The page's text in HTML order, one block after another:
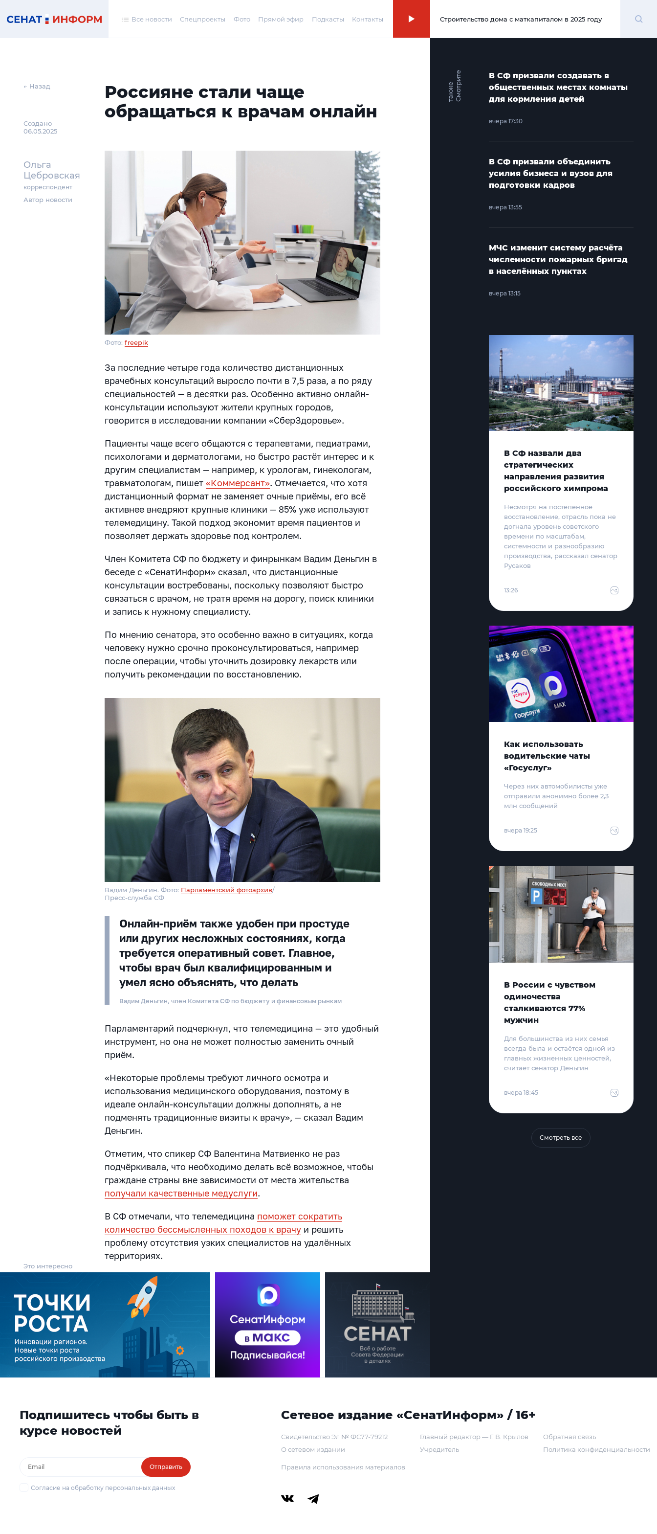
Все новости Спецпроекты Фото Прямой эфир Подкасты Контакты 00:00
Строительство дома с маткапиталом в 2025 году
← Назад
Создано
06.05.2025
Ольга
Цебровская
корреспондент
Автор новости
Россияне стали чаще
обращаться к врачам онлайн
Фото:freepik
За последние четыре года количество дистанционных
врачебных консультаций выросло почти в 7,5 раза, а по ряду
специальностей — в десятки раз. Особенно активно онлайн-
консультации используют жители крупных городов,
говорится в исследовании компании «СберЗдоровье».
Пациенты чаще всего общаются с терапевтами, педиатрами,
психологами и дерматологами, но быстро растёт интерес и к
другим специалистам — например, к урологам, гинекологам,
травматологам, пишет«Коммерсант». Отмечается, что хотя
дистанционный формат не заменяет очные приёмы, его всё
активнее внедряют крупные клиники — 85% уже используют
телемедицину. Такой подход экономит время пациентов и
позволяет держать здоровье под контролем.
Член Комитета СФ по бюджету и финрынкам Вадим Деньгин в
беседе с «СенатИнформ» сказал, что дистанционные
консультации востребованы, поскольку позволяют быстро
связаться с врачом, не тратя время на дорогу, поиск клиники
и запись к нужному специалисту.
По мнению сенатора, это особенно важно в ситуациях, когда
человеку нужно срочно проконсультироваться, например
после операции, чтобы уточнить дозировку лекарств или
получить рекомендации по восстановлению.
Вадим Деньгин. Фото: Парламентский фотоархив/
Пресс-служба СФ
Онлайн-приём также удобен при простуде
или других несложных состояниях, когда
требуется оперативный совет. Главное,
чтобы врач был квалифицированным и
умел ясно объяснять, что делать
Вадим Деньгин, член Комитета СФ по бюджету и финансовым рынкам
Парламентарий подчеркнул, что телемедицина — это удобный
инструмент, но она не может полностью заменить очный
приём.
«Некоторые проблемы требуют личного осмотра и
использования медицинского оборудования, поэтому в
идеале онлайн-консультации должны дополнять, а не
подменять традиционные визиты к врачу», — сказал Вадим
Деньгин.
Отметим, что спикер СФ Валентина Матвиенко не раз
подчёркивала, что необходимо делать всё возможное, чтобы
граждане страны вне зависимости от места жительства
получали качественные медуслуги.
В СФ отмечали, что телемедицина поможет сократить
количество бессмысленных походов к врачу и решить
проблему отсутствия узких специалистов на удалённых
территориях.
Это интересно
С
м
о
т
р и
т
е
т
а
к
ж
е
В СФ призвали создавать в
общественных местах комнаты
для кормления детей
вчера 17:30
В СФ призвали объединить
усилия бизнеса и вузов для
подготовки кадров
вчера 13:55
МЧС изменит систему расчёта
численности пожарных бригад
в населённых пунктах
вчера 13:15
В СФ назвали два
стратегических
направления развития
российского химпрома
Несмотря на постепенное
восстановление, отрасль пока не
догнала уровень советского
времени по масштабам,
системности и разнообразию
производства, рассказал сенатор
Русаков
13:26
Как использовать
водительские чаты
«Госуслуг»
Через них автомобилисты уже
отправили анонимно более 2,3
млн сообщений
вчера 19:25
В России с чувством
одиночества
сталкиваются 77%
мужчин
Для большинства из них семья
всегда была и остаётся одной из
главных жизненных ценностей,
считает сенатор Деньгин
вчера 18:45
Смотреть все
Подпишитесь чтобы быть в
курсе новостей
Отправить
Согласие на обработку персональных данных
Сетевое издание «СенатИнформ» / 16+
Свидетельство Эл № ФС77-79212
О сетевом издании
Главный редактор — Г. В. Крылов
Учредитель
Обратная связь
Политика конфиденциальности
Правила использования материалов